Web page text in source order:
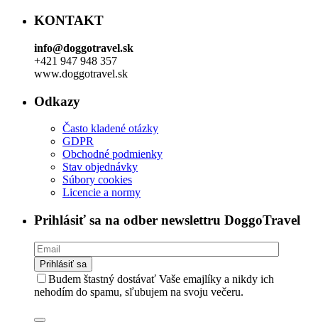
KONTAKT
info@doggotravel.sk
+421 947 948 357
www.doggotravel.sk
Odkazy
Často kladené otázky
GDPR
Obchodné podmienky
Stav objednávky
Súbory cookies
Licencie a normy
Prihlásiť sa na odber newslettru DoggoTravel
Budem štastný dostávať Vaše emajlíky a nikdy ich
nehodím do spamu, sľubujem na svoju večeru.